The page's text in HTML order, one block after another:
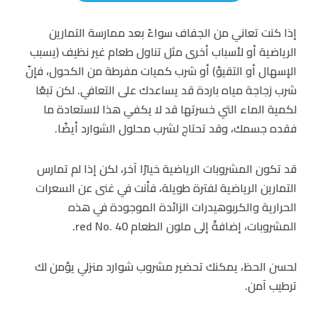
إذا كنت تعاني من الجفاف سواءً بعد ممارسة التمارين
الرياضية أو لأسباب أخرى مثل تناول طعام غير نظيف (يسبب
الإسهال أو التقيؤ) أو شرب كميات مفرطة من الكحول، فإنّ
شرب زجاجة مياه باردة قد يساعدك على التعافي. لكن تبعًا
لكمية الماء التي خسرتها قد لا يكفي هذا لاستعادة ما
فقده جسمك، وقد تحتاج لشرب محلول الشوارد أيضًا.
قد تكون المشروبات الرياضية خيارًا آخر، لكن إذا لم تمارس
التمارين الرياضية لفترة طويلة، فأنت في غنى عن السعرات
الحرارية والكربوهيدرات الزائدة الموجودة في هذه
المشروبات، إضافةً إلى ملون الطعام red No. 40.
لحسن الحظ، يمكنك تحضير مشروب شوارد منزلي يؤمن لك
ترطيب آمن.